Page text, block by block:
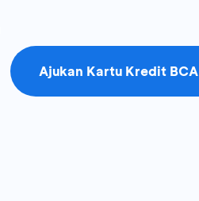
Ajukan Kartu Kredit BCA